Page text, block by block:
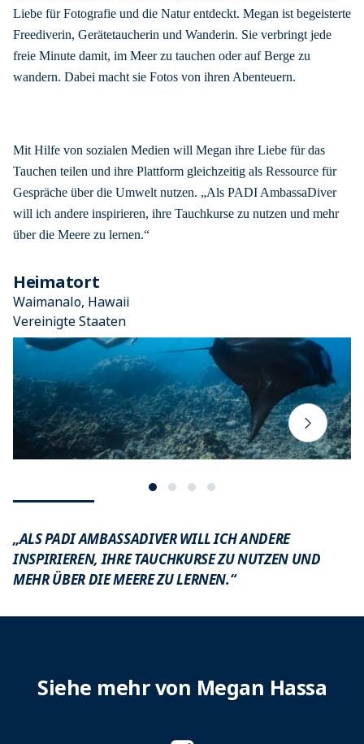
Liebe für Fotografie und die Natur entdeckt. Megan ist begeisterte
Freediverin, Gerätetaucherin und Wanderin. Sie verbringt jede
freie Minute damit, im Meer zu tauchen oder auf Berge zu
wandern. Dabei macht sie Fotos von ihren Abenteuern.
Mit Hilfe von sozialen Medien will Megan ihre Liebe für das
Tauchen teilen und ihre Plattform gleichzeitig als Ressource für
Gespräche über die Umwelt nutzen. „Als PADI AmbassaDiver
will ich andere inspirieren, ihre Tauchkurse zu nutzen und mehr
über die Meere zu lernen.“
Heimatort
Waimanalo, Hawaii
Vereinigte Staaten
„ALS PADI AMBASSADIVER WILL ICH ANDERE
INSPIRIEREN, IHRE TAUCHKURSE ZU NUTZEN UND
MEHR ÜBER DIE MEERE ZU LERNEN.“
Siehe mehr von Megan Hassa